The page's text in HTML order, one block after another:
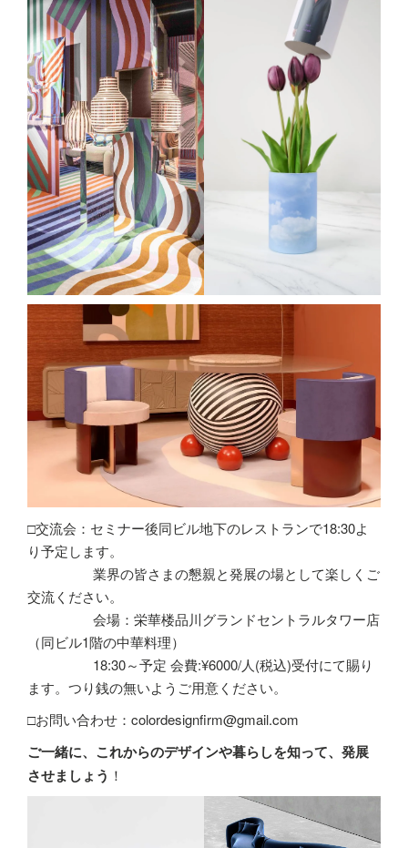
□交流会：セミナー後同ビル地下のレストランで18:30よ
り予定します。
業界の皆さまの懇親と発展の場として楽しくご
交流ください。
会場：栄華楼品川グランドセントラルタワー店
（同ビル1階の中華料理）
18:30～予定 会費:¥6000/人(税込)受付にて賜り
ます。つり銭の無いようご用意ください。
□お問い合わせ：colordesignfirm@gmail.com
ご一緒に、これからのデザインや暮らしを知って、発展
させましょう ！